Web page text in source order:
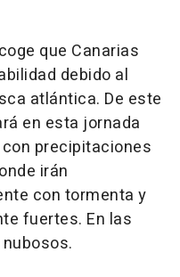
que Canarias
debido al
atlántica. De este
en esta jornada
precipitaciones
irán
con tormenta y
fuertes. En las